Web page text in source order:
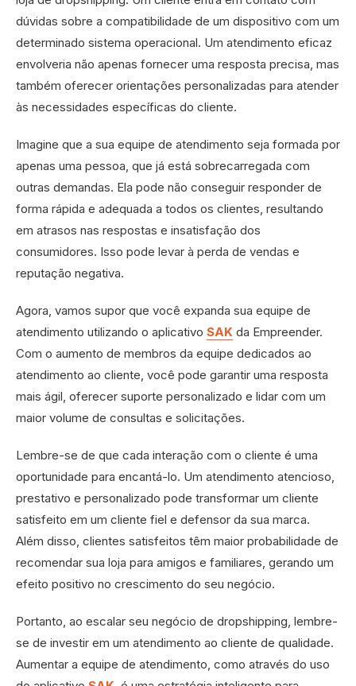
dúvidas sobre a compatibilidade de um dispositivo com um
determinado sistema operacional. Um atendimento eficaz
envolveria não apenas fornecer uma resposta precisa, mas
também oferecer orientações personalizadas para atender
às necessidades específicas do cliente.
Imagine que a sua equipe de atendimento seja formada por
apenas uma pessoa, que já está sobrecarregada com
outras demandas. Ela pode não conseguir responder de
forma rápida e adequada a todos os clientes, resultando
em atrasos nas respostas e insatisfação dos
consumidores. Isso pode levar à perda de vendas e
reputação negativa.
Agora, vamos supor que você expanda sua equipe de
atendimento utilizando o aplicativo SAK da Empreender.
Com o aumento de membros da equipe dedicados ao
atendimento ao cliente, você pode garantir uma resposta
mais ágil, oferecer suporte personalizado e lidar com um
maior volume de consultas e solicitações.
Lembre-se de que cada interação com o cliente é uma
oportunidade para encantá-lo. Um atendimento atencioso,
prestativo e personalizado pode transformar um cliente
satisfeito em um cliente fiel e defensor da sua marca.
Além disso, clientes satisfeitos têm maior probabilidade de
recomendar sua loja para amigos e familiares, gerando um
efeito positivo no crescimento do seu negócio.
Portanto, ao escalar seu negócio de dropshipping, lembre-
se de investir em um atendimento ao cliente de qualidade.
Aumentar a equipe de atendimento, como através do uso